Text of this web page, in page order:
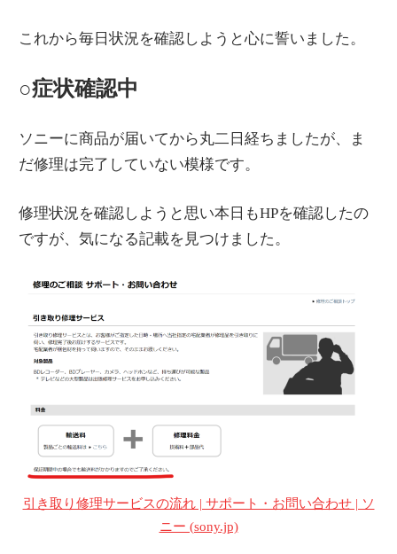
これから毎日状況を確認しようと心に誓いました。
○症状確認中
ソニーに商品が届いてから丸二日経ちましたが、ま
だ修理は完了していない模様です。
修理状況を確認しようと思い本日もHPを確認したの
ですが、気になる記載を見つけました。
引き取り修理サービスの流れ | サポート・お問い合わせ | ソ
ニー (sony.jp)